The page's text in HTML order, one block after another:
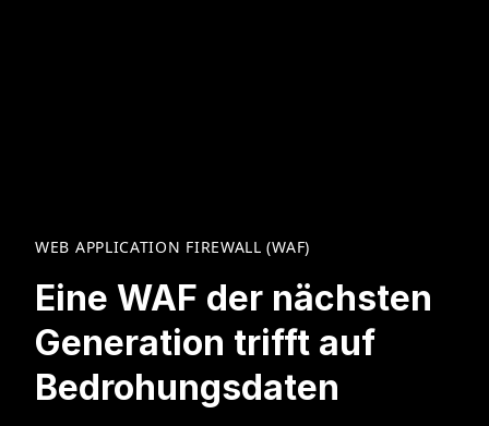
WEB APPLICATION FIREWALL (WAF)
Eine WAF der nächsten
Generation trifft auf
Bedrohungsdaten